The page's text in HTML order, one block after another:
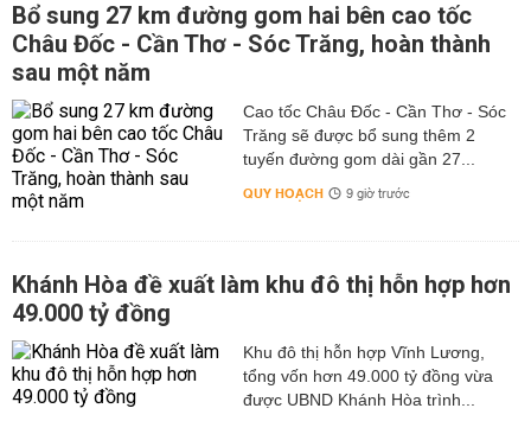
Bổ sung 27 km đường gom hai bên cao tốc
Châu Đốc - Cần Thơ - Sóc Trăng, hoàn thành
sau một năm
Cao tốc Châu Đốc - Cần Thơ - Sóc
Trăng sẽ được bổ sung thêm 2
tuyến đường gom dài gần 27...
QUY HOẠCH 9 giờ trước
Khánh Hòa đề xuất làm khu đô thị hỗn hợp hơn
49.000 tỷ đồng
Khu đô thị hỗn hợp Vĩnh Lương,
tổng vốn hơn 49.000 tỷ đồng vừa
được UBND Khánh Hòa trình...